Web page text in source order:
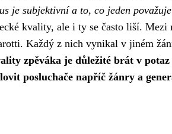
je subjektivní a to, co jeden
kvality, ale i ty se často liší. Mezi
Každý z nich vynikal v jiném
zpěváka je důležité brát v potaz
posluchače napříč žánry a